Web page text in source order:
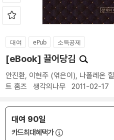
대여 ePub 소득공제
[eBook] 끌어당김
안진환, 이현주 (엮은이), 나폴레온 힐
트 홈즈
생각의나무 2011-02-17
대여 90일
카드최대혜택가